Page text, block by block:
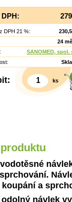
DPH 21 %:
24
SANOMED, spol.
ks
koupání a
odolný návlek